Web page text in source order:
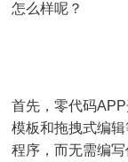
怎么样呢？
首先，零代码
模板和拖拽式编
程序，而无需编